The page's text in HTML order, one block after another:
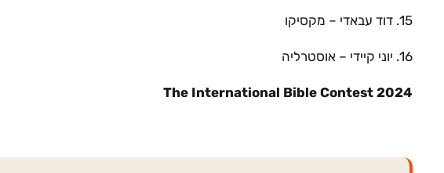
15. דוד עבאדי – מקסיקו
16. יוני קיידי – אוסטרליה
The International Bible Contest 2024